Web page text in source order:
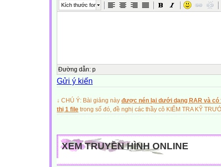
Kích thước font
Đường dẫn: p
Gửi ý kiến
↓ CHÚ Ý: Bài giảng này được nén lại dưới dạng RAR và có
thị 1 file trong số đó, đề nghị các thầy cô KIỂM TRA KỸ
XEM TRUYỀN HÌNH ONLINE